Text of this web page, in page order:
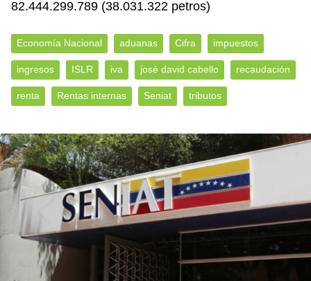
82.444.299.789 (38.031.322 petros)
Economía Nacional aduanas Cifra impuestos
ingresos ISLR iva josé david cabello recaudación
renta Rentas internas Seniat tributos